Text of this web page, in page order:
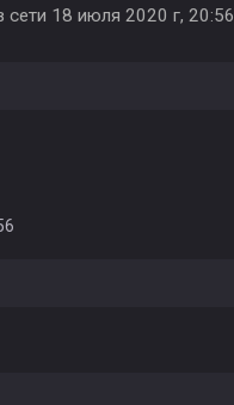
сети 18 июля 2020 г, 20:56